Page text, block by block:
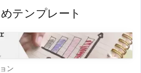
テンプレート
ン